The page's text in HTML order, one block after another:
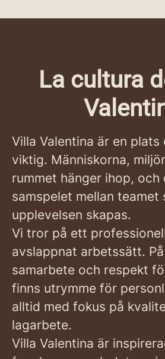
La cultura
Villa Valentina är en plats
viktig. Människorna,
rummet hänger ihop, och
samspelet mellan teamet
upplevelsen skapas.
Vi tror på ett
avslappnat arbetssätt.
samarbete och respekt
finns utrymme för
alltid med fokus på
lagarbete.
Villa Valentina är